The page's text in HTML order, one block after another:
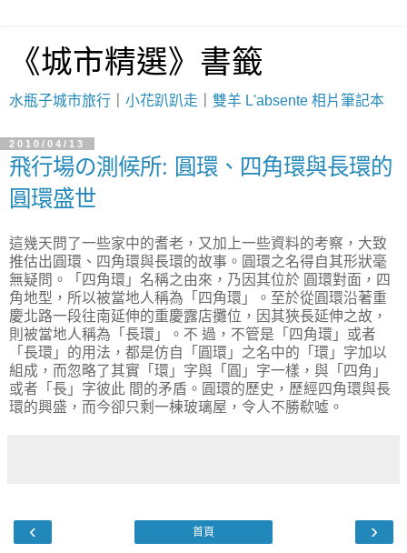
《城市精選》書籤
水瓶子城市旅行 小花趴趴走 雙羊 L'absente 相片筆記本
2010/04/13
飛行場の測候所: 圓環、四角環與長環的
圓環盛世
這幾天問了一些家中的耆老，又加上一些資料的考察，大致
推估出圓環、四角環與長環的故事。圓環之名得自其形狀毫
無疑問。「四角環」名稱之由來，乃因其位於 圓環對面，四
角地型，所以被當地人稱為「四角環」。至於從圓環沿著重
慶北路一段往南延伸的重慶露店攤位，因其狹長延伸之故，
則被當地人稱為「長環」。不 過，不管是「四角環」或者
「長環」的用法，都是仿自「圓環」之名中的「環」字加以
組成，而忽略了其實「環」字與「圓」字一樣，與「四角」
或者「長」字彼此 間的矛盾。圓環的歷史，歷經四角環與長
環的興盛，而今卻只剩一棟玻璃屋，令人不勝欷噓。
‹ ›
首頁